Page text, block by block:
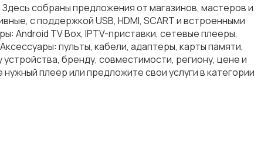
собраны предложения от магазинов, мастеров и
с поддержкой USB, HDMI, SCART и встроенными
Android TV Box, IPTV-приставки, сетевые плееры,
пульты, кабели, адаптеры, карты памяти,
бренду, совместимости, региону, цене и
плеер или предложите свои услуги в категории